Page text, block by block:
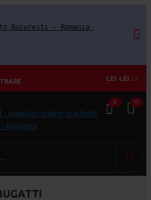
Bucuresti - Romania
LEI LEI
0 0